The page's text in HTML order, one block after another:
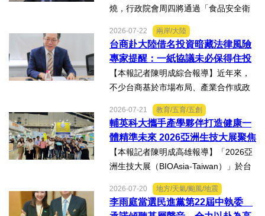
缺嚇阻力、第一線缺乏足夠的人力
與資源 三級管理終將淪為紙上談兵
燒，行政院會周四將通過「食品安全衛
生管理法」修法。行政院長卓榮泰20日
說明十大修法重點，其中增訂地方主管
機關風險導向查核機制、強化業者異常
通報責任及加重通報不實處...
2026-07-22 兩岸/大陸
台商赴大陸借名投資暗藏法律風險
專家提醒：一紙協議未必保得住投
資權益
【本報記者陳明成綜合報導】近年來，
不少台商基於市場布局、產業合作或政
策因素，選擇透過隱名投資方式中國大
陸。然而，看似便利的投資模式，卻可
能隱藏股權歸屬、投資收益、經營控制
權及法律責任等風險，一旦...
2026-07-21 教育/五育/五創
輔英科大攜手產學夥伴打造健康一
體精準未來 2026亞洲生技大展聚焦
精準健康創新實力
【本報記者陳明成高雄報導】「2026亞
洲生技大展（BIOAsia-Taiwan）」於台
北南港展覽館盛大登場，輔英科技大學
研發長葉耀宗率團隊以「健康一體．精
準未來」為主題參展，展現產學合作夥
2026-07-20 地方/天氣/颱風/地震
李雨庭當選民進黨第22屆中執委